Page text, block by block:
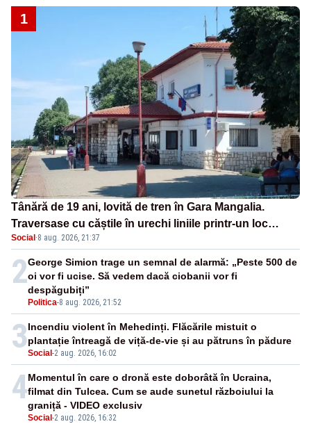
1
Tânără de 19 ani, lovită de tren în Gara Mangalia.
Traversase cu căștile în urechi liniile printr-un loc
nepermis
Social ·8 aug. 2026, 21:37
2
Politica-8 aug. 2026, 21:52
George Simion trage un semnal de alarmă: „Peste 500 de
oi vor fi ucise. Să vedem dacă ciobanii vor fi
despăgubiți”
3Social -2 aug. 2026, 16:02
Incendiu violent în Mehedinți. Flăcările mistuit o
plantație întreagă de viță-de-vie și au pătruns în pădure
4
Social -2 aug. 2026, 16:32
Momentul în care o dronă este doborâtă în Ucraina,
filmat din Tulcea. Cum se aude sunetul războiului la
graniță - VIDEO exclusiv